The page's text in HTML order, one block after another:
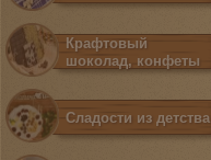
Крафтовый
шоколад, конфеты
Сладости из детства